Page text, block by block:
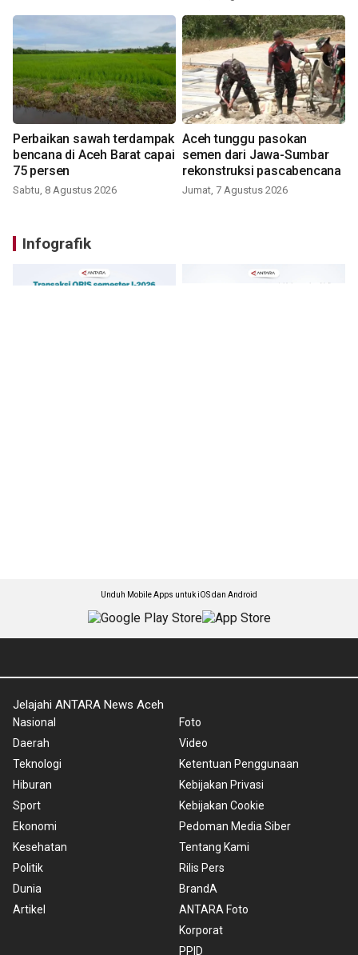
Perbaikan sawah terdampak
bencana di Aceh Barat capai
75 persen
Sabtu, 8 Agustus 2026
Aceh tunggu pasokan
semen dari Jawa-Sumbar
rekonstruksi pascabencana
Jumat, 7 Agustus 2026
Infografik
Unduh Mobile Apps untuk iOS dan Android
Jelajahi ANTARA News Aceh
Nasional
Daerah
Teknologi
Hiburan
Sport
Ekonomi
Kesehatan
Politik
Dunia
Artikel
Foto
Video
Ketentuan Penggunaan
Kebijakan Privasi
Kebijakan Cookie
Pedoman Media Siber
Tentang Kami
Rilis Pers
BrandA
ANTARA Foto
Korporat
PPID